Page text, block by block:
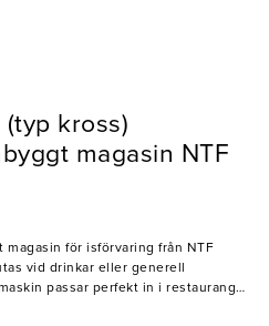
kross)
magasin NTF
magasin för isförvaring från NTF
vid drinkar eller generell
passar perfekt in i restaurang-